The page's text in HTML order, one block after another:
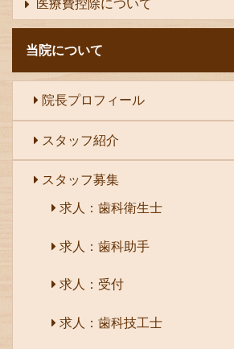
医療費控除について
当院について
院長プロフィール
スタッフ紹介
スタッフ募集
求人：歯科衛生士
求人：歯科助手
求人：受付
求人：歯科技工士